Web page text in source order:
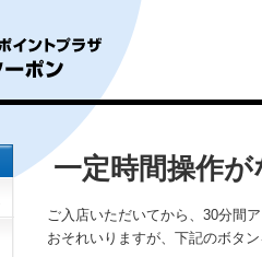
一定時間操作
ご入店いただいてから、30分間
おそれいりますが、下記のボタ